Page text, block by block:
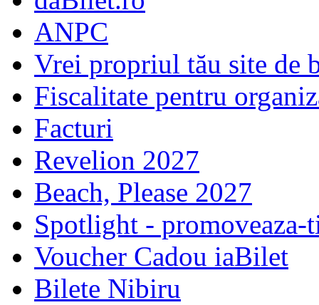
ANPC
Vrei propriul tău site de
Fiscalitate pentru
Facturi
Revelion 2027
Beach, Please 2027
Spotlight - promoveaza-
Voucher Cadou iaBilet
Bilete Nibiru